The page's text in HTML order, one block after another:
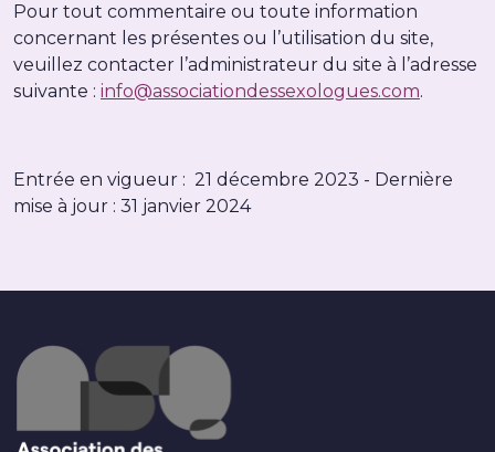
Pour tout commentaire ou toute information
concernant les présentes ou l’utilisation du site,
veuillez contacter l’administrateur du site à l’adresse
suivante : info@associationdessexologues.com.
Entrée en vigueur : 21 décembre 2023 - Dernière
mise à jour : 31 janvier 2024